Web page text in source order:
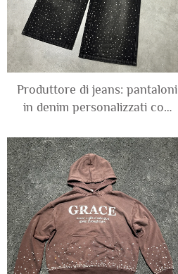
Produttore di jeans: pantaloni
in denim personalizzati con
diamanti e strass, a gamba
larga, larghi e comodi per
uomo